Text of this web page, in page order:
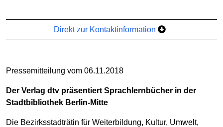
Direkt zur Kontaktinformation
Pressemitteilung vom 06.11.2018
Der Verlag dtv präsentiert Sprachlernbücher in der
Stadtbibliothek Berlin-Mitte
Die Bezirksstadträtin für Weiterbildung, Kultur, Umwelt,